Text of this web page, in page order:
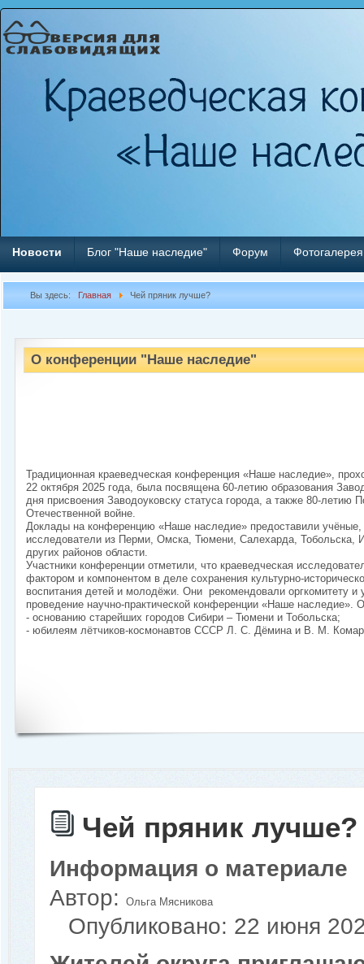
Новости Блог "Наше наследие" Форум Фотогалерея
Вы здесь: Главная Чей пряник лучше?
О конференции "Наше наследие"
Традиционная краеведческая конференция «Наше наследие»,
22 октября 2025 года, была посвящена 60-летию образования
дня присвоения Заводоуковску статуса города, а также 80-летию
Отечественной войне.
Доклады на конференцию «Наше наследие» предоставили учёные,
исследователи из Перми, Омска, Тюмени, Салехарда, Тобольска,
других районов области.
Участники конференции отметили, что краеведческая
фактором и компонентом в деле сохранения культурно-
воспитания детей и молодёжи. Они рекомендовали оргкомитету и
проведение научно-практической конференции «Наше
- основанию старейших городов Сибири – Тюмени и Тобольска;
- юбилеям лётчиков-космонавтов СССР Л. С. Дёмина и В. М.
Чей пряник лучше?
Информация о материале
Автор:
Ольга Мясникова
Опубликовано: 22 июня